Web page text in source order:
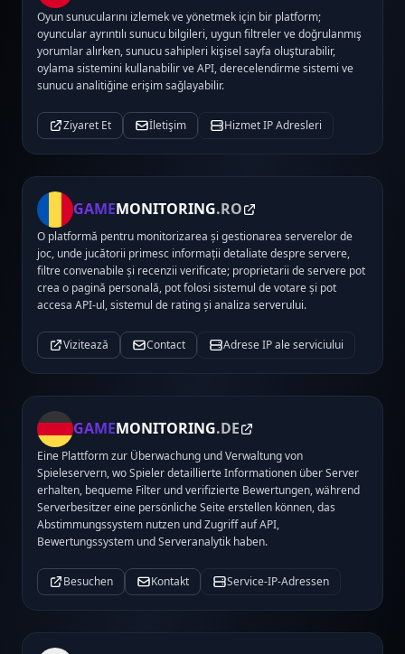
Oyun sunucularını izlemek ve yönetmek için bir platform;
oyuncular ayrıntılı sunucu bilgileri, uygun filtreler ve doğrulanmış
yorumlar alırken, sunucu sahipleri kişisel sayfa oluşturabilir,
oylama sistemini kullanabilir ve API, derecelendirme sistemi ve
sunucu analitiğine erişim sağlayabilir.
Ziyaret Et İletişim Hizmet IP Adresleri
GAMEMONITORING.RO
O platformă pentru monitorizarea și gestionarea serverelor de
joc, unde jucătorii primesc informații detaliate despre servere,
filtre convenabile și recenzii verificate; proprietarii de servere pot
crea o pagină personală, pot folosi sistemul de votare și pot
accesa API-ul, sistemul de rating și analiza serverului.
Vizitează Contact Adrese IP ale serviciului
GAMEMONITORING.DE
Eine Plattform zur Überwachung und Verwaltung von
Spieleservern, wo Spieler detaillierte Informationen über Server
erhalten, bequeme Filter und verifizierte Bewertungen, während
Serverbesitzer eine persönliche Seite erstellen können, das
Abstimmungssystem nutzen und Zugriff auf API,
Bewertungssystem und Serveranalytik haben.
Besuchen Kontakt Service-IP-Adressen